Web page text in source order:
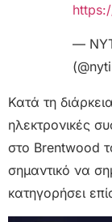
—
Κατά τη
ηλεκτρονικές
στο Brentwood
σημαντικό να
κατηγορήσει